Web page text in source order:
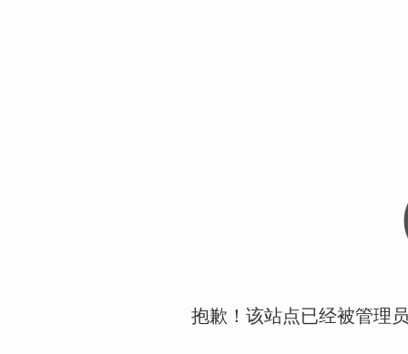
抱歉！该站点已经被管理